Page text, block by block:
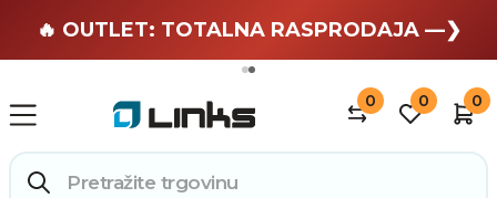
🏄 Zaslužuješ odmor —❯
🔥 OUTLET: TOTALNA RASPRODAJA —❯
0 0 0